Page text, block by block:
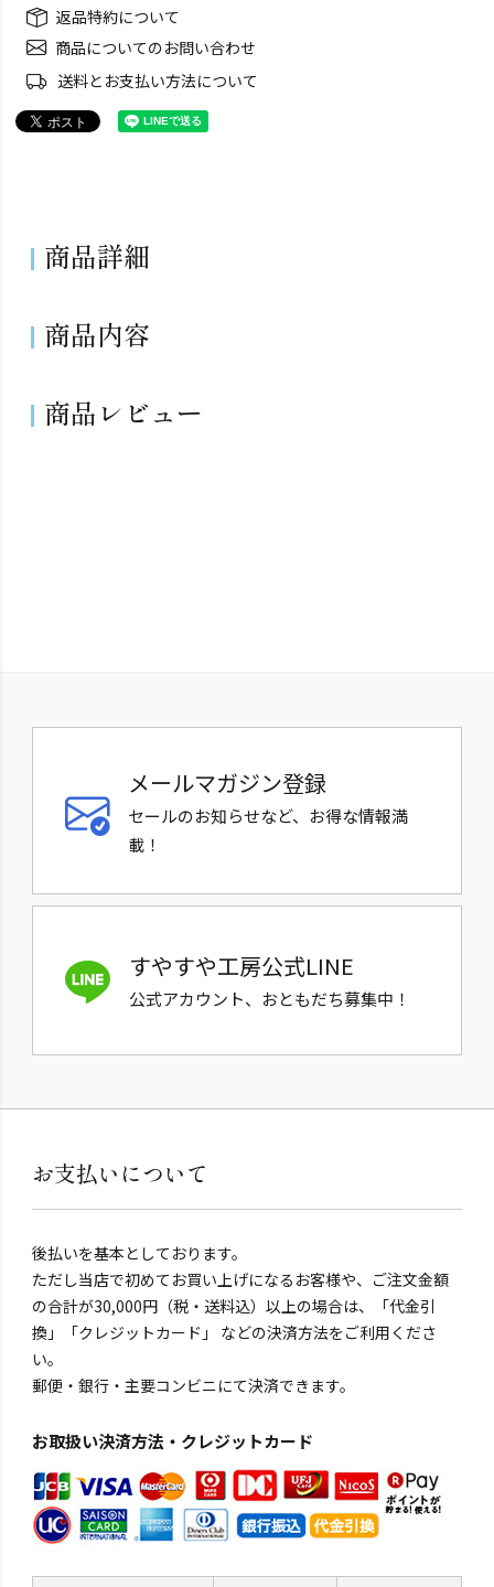
返品特約について
商品についてのお問い合わせ
送料とお支払い方法について
商品詳細
商品内容
商品レビュー
メールマガジン登録
セールのお知らせなど、お得な情報満
載！
すやすや工房公式LINE
公式アカウント、おともだち募集中！
お支払いについて
後払いを基本としております。
ただし当店で初めてお買い上げになるお客様や、ご注文金額
の合計が30,000円（税・送料込）以上の場合は、「代金引
換」「クレジットカード」 などの決済方法をご利用くださ
い。
郵便・銀行・主要コンビニにて決済できます。
お取扱い決済方法・クレジットカード